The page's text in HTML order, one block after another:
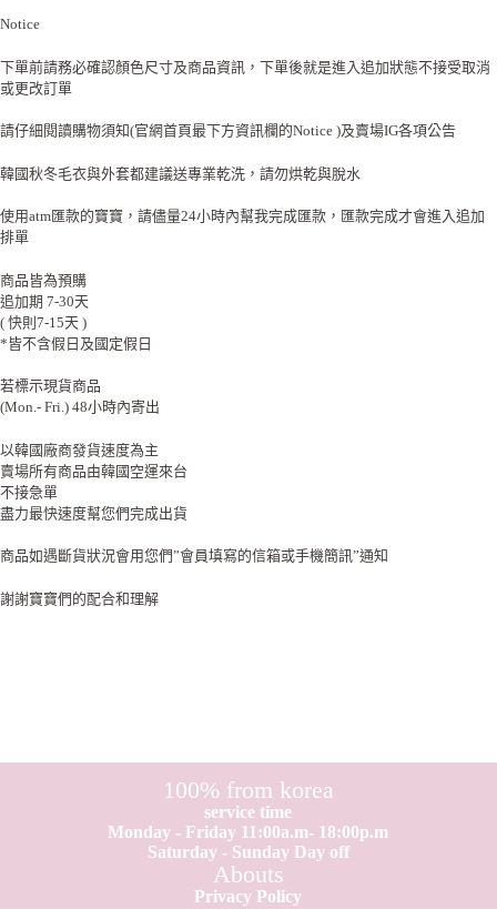
Notice
下單前請務必確認顏色尺寸及商品資訊，下單後就是進入追加狀態不接受取消
或更改訂單
請仔細閱讀購物須知(官網首頁最下方資訊欄的Notice )及賣場IG各項公告
韓國秋冬毛衣與外套都建議送專業乾洗，請勿烘乾與脫水
使用atm匯款的寶寶，請儘量24小時內幫我完成匯款，匯款完成才會進入追加
排單
商品皆為預購
追加期 7-30天
( 快則7-15天 )
*皆不含假日及國定假日
若標示現貨商品
(Mon.- Fri.) 48小時內寄出
以韓國廠商發貨速度為主
賣場所有商品由韓國空運來台
不接急單
盡力最快速度幫您們完成出貨
商品如遇斷貨狀況會用您們”會員填寫的信箱或手機簡訊”通知
謝謝寶寶們的配合和理解
100% from korea
service time
Monday - Friday 11:00a.m- 18:00p.m
Saturday - Sunday Day off
Abouts
Privacy Policy